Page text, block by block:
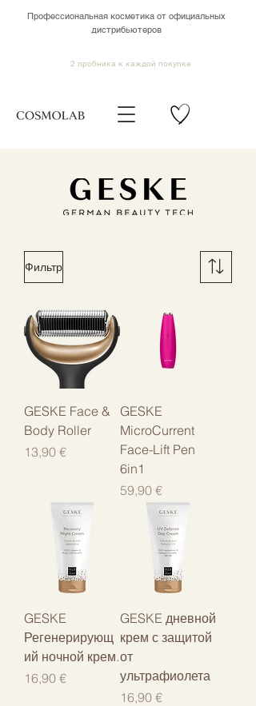
Профессиональная косметика от официальных
дистрибьютеров
2 пробника к каждой покупке
Фильтр
GESKE Face &
Body Roller
Цена
13,90 €
GESKE
MicroCurrent
Face-Lift Pen
6in1
Цена
59,90 €
GESKE
Регенерирующ
ий ночной крем.
Цена
16,90 €
GESKE дневной
крем с защитой
от
ультрафиолета
Цена
16,90 €